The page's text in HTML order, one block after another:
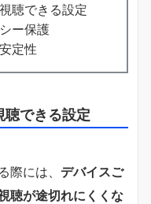
聴できる設定
ー保護
定性
聴できる設定
際には、 デバイスご
聴が途切れにくくな